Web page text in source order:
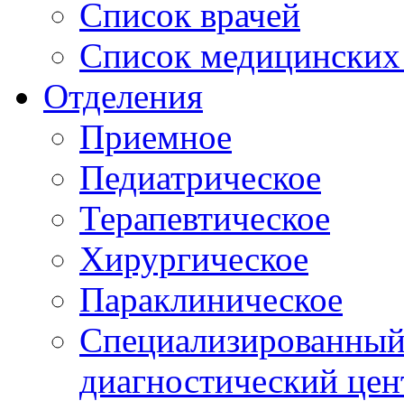
Список врачей
Список медицинских
Отделения
Приемное
Педиатрическое
Терапевтическое
Хирургическое
Параклиническое
диагностический